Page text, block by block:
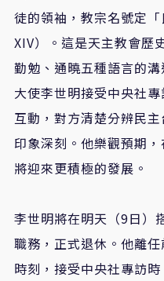
徒的領袖，教宗名號定
XIV）。這是天主教會歷
勤勉、通曉五種語言的
大使李世明接受中央社
互動，對方清楚分辨民
印象深刻。他樂觀預期
將迎來更積極的發展。
李世明將在明天（9日）
職務，正式退休。他離
時刻，接受中央社專訪